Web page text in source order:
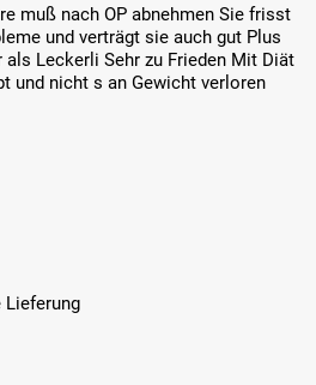
muß nach OP abnehmen Sie frisst
und verträgt sie auch gut Plus
Leckerli Sehr zu Frieden Mit Diät
und nicht s an Gewicht verloren
5 sur 5 étoiles
Lieferung